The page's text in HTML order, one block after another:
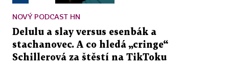
NOVÝ PODCAST HN
Delulu a slay versus esenbák a
stachanovec. A co hledá „cringe“
Schillerová za štěstí na TikToku